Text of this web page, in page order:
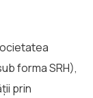
forma SRH),
prin